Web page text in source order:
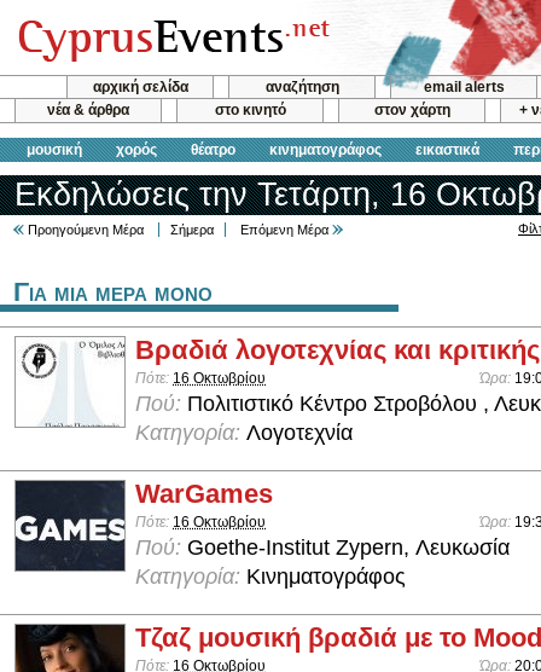
αρχική σελίδα αναζήτηση
email alerts
νέα & άρθρα
στο κινητό στον χάρτη +
μουσική χορός θέατρο κινηματογράφος εικαστικά
Εκδηλώσεις την Τετάρτη, 16
Προηγούμενη Μέρα Σήμερα Επόμενη Μέρα
Για μια μερα μονο
Βραδιά λογοτεχνίας και κριτικής
Πότε: 16 Οκτωβρίου Ώρα:
Πού: Πολιτιστικό Κέντρο Στροβόλου ,
Κατηγορία: Λογοτεχνία
WarGames
Πότε: 16 Οκτωβρίου Ώρα:
Πού: Goethe-Institut Zypern, Λευκωσία
Κατηγορία: Κινηματογράφος
Τζαζ μουσική βραδιά με το
Πότε: 16 Οκτωβρίου Ώρα: